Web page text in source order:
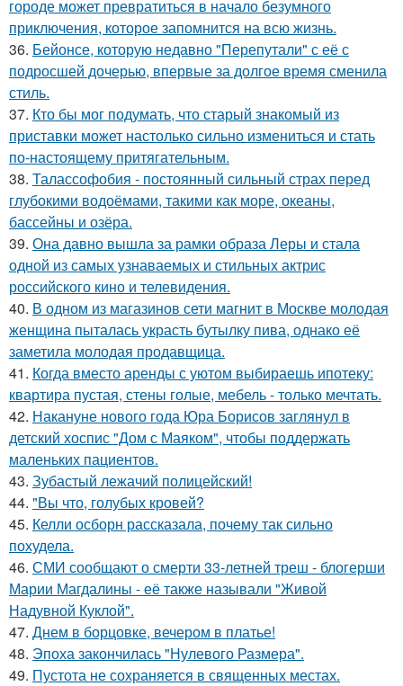
городе может превратиться в начало безумного
приключения, которое запомнится на всю жизнь.
36. Бейонсе, которую недавно "Перепутали" с её с
подросшей дочерью, впервые за долгое время сменила
стиль.
37. Кто бы мог подумать, что старый знакомый из
приставки может настолько сильно измениться и стать
по-настоящему притягательным.
38. Талассофобия - постоянный сильный страх перед
глубокими водоёмами, такими как море, океаны,
бассейны и озёра.
39. Она давно вышла за рамки образа Леры и стала
одной из самых узнаваемых и стильных актрис
российского кино и телевидения.
40. В одном из магазинов сети магнит в Москве молодая
женщина пыталась украсть бутылку пива, однако её
заметила молодая продавщица.
41. Когда вместо аренды с уютом выбираешь ипотеку:
квартира пустая, стены голые, мебель - только мечтать.
42. Накануне нового года Юра Борисов заглянул в
детский хоспис "Дом с Маяком", чтобы поддержать
маленьких пациентов.
43. Зубастый лежачий полицейский!
44. "Вы что, голубых кровей?
45. Келли осборн рассказала, почему так сильно
похудела.
46. СМИ сообщают о смерти 33-летней треш - блогерши
Марии Магдалины - её также называли "Живой
Надувной Куклой".
47. Днем в борцовке, вечером в платье!
48. Эпоха закончилась "Нулевого Размера".
49. Пустота не сохраняется в священных местах.